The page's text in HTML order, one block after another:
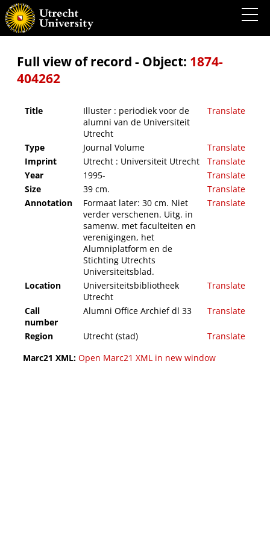
Illuster : periodiek voor de alumni van de Universiteit Utrecht
Full view of record - Object: 1874-
404262
Title
Illuster : periodiek voor de
alumni van de Universiteit
Utrecht
Translate
Type Journal Volume
Translate
Imprint
Utrecht : Universiteit Utrecht
Translate
Year
1995-
Translate
Size
39 cm.
Translate
Annotation
Formaat later: 30 cm. Niet
verder verschenen. Uitg. in
samenw. met faculteiten en
verenigingen, het
Alumniplatform en de
Stichting Utrechts
Universiteitsblad.
Translate
Location
Universiteitsbibliotheek
Utrecht
Translate
Call
number
Alumni Office Archief dl 33 Translate
Region Utrecht (stad)
Translate
Marc21 XML: Open Marc21 XML in new window